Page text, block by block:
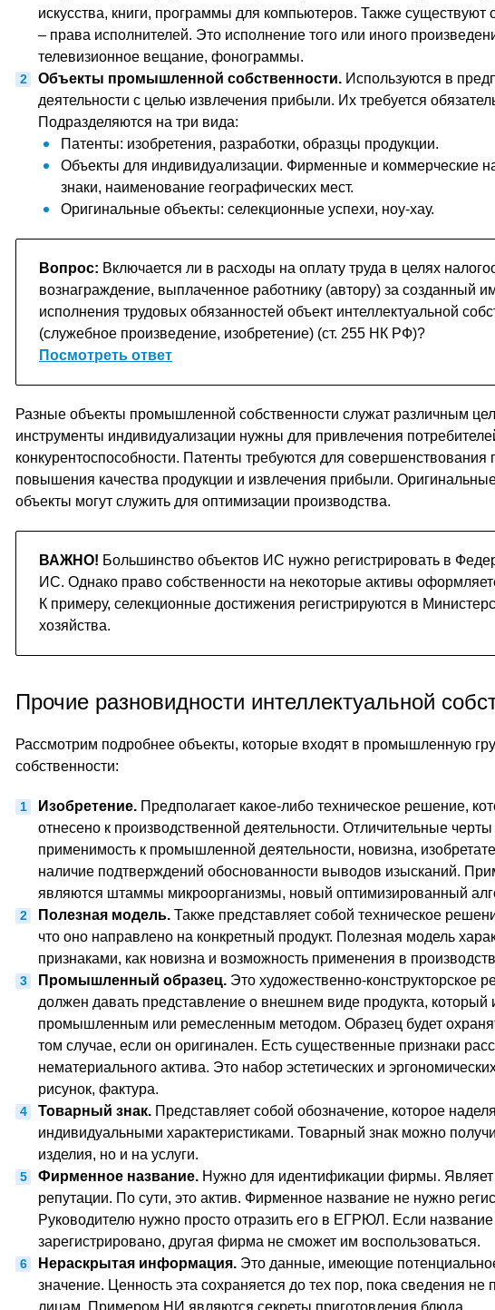
искусства, книги, программы для компьютеров. Также
– права исполнителей. Это исполнение того или иного
телевизионное вещание, фонограммы.
Объекты промышленной собственности. Используются в
деятельности с целью извлечения прибыли. Их требуется
Подразделяются на три вида:
Патенты: изобретения, разработки, образцы продукции.
Объекты для индивидуализации. Фирменные и коммерческие
знаки, наименование географических мест.
Оригинальные объекты: селекционные успехи, ноу-хау.
Вопрос: Включается ли в расходы на оплату труда в целях
вознаграждение, выплаченное работнику (автору) за созданный
исполнения трудовых обязанностей объект интеллектуальной
(служебное произведение, изобретение) (ст. 255 НК РФ)?
Посмотреть ответ
Разные объекты промышленной собственности служат различным
инструменты индивидуализации нужны для привлечения
конкурентоспособности. Патенты требуются для совершенствования
повышения качества продукции и извлечения прибыли.
объекты могут служить для оптимизации производства.
ВАЖНО! Большинство объектов ИС нужно регистрировать в
ИС. Однако право собственности на некоторые активы
К примеру, селекционные достижения регистрируются в
хозяйства.
Прочие разновидности интеллектуальной
Рассмотрим подробнее объекты, которые входят в промышленную
собственности:
Изобретение. Предполагает какое-либо техническое решение,
отнесено к производственной деятельности. Отличительные черты
применимость к промышленной деятельности, новизна,
наличие подтверждений обоснованности выводов изысканий.
являются штаммы микроорганизмы, новый оптимизированный
Полезная модель. Также представляет собой техническое
что оно направлено на конкретный продукт. Полезная модель
признаками, как новизна и возможность применения в
Промышленный образец. Это художественно-конструкторское
должен давать представление о внешнем виде продукта, который
промышленным или ремесленным методом. Образец будет
том случае, если он оригинален. Есть существенные признаки
нематериального актива. Это набор эстетических и
рисунок, фактура.
Товарный знак. Представляет собой обозначение, которое
индивидуальными характеристиками. Товарный знак можно
изделия, но и на услуги.
Фирменное название. Нужно для идентификации фирмы. Являет
репутации. По сути, это актив. Фирменное название не нужно
Руководителю нужно просто отразить его в ЕГРЮЛ. Если название
зарегистрировано, другая фирма не сможет им воспользоваться.
Нераскрытая информация. Это данные, имеющие
значение. Ценность эта сохраняется до тех пор, пока сведения не
лицам. Примером НИ являются секреты приготовления блюда.